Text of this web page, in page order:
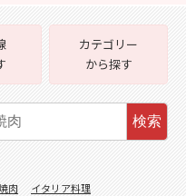
カテゴリー
から探す
検索
肉
イタリア料理